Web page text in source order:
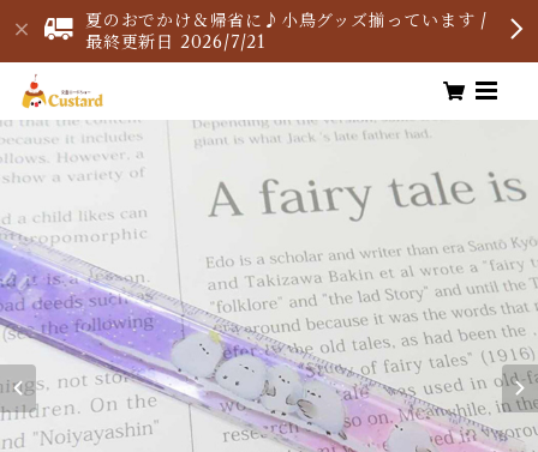
夏のおでかけ＆帰省に♪小鳥グッズ揃っています /
最終更新日 2026/7/21